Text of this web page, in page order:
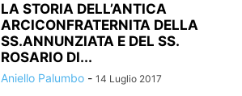
LA STORIA DELL’ANTICA
ARCICONFRATERNITA DELLA
SS.ANNUNZIATA E DEL SS.
ROSARIO DI...
Aniello Palumbo - 14 Luglio 2017